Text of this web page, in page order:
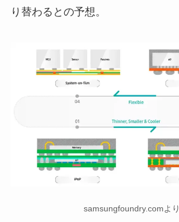
り替わるとの予想。
samsungfoundry.comより